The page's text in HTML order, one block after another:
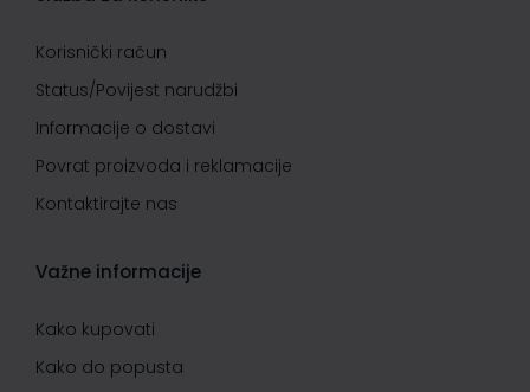
Korisnički račun
Status/Povijest narudžbi
Informacije o dostavi
Povrat proizvoda i reklamacije
Kontaktirajte nas
Važne informacije
Kako kupovati
Kako do popusta